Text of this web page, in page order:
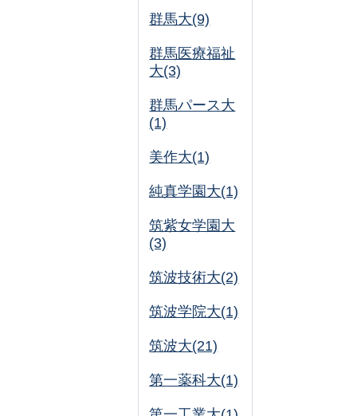
群馬大(9)
群馬医療福祉
大(3)
群馬パース大
(1)
美作大(1)
純真学園大(1)
筑紫女学園大
(3)
筑波技術大(2)
筑波学院大(1)
筑波大(21)
第一薬科大(1)